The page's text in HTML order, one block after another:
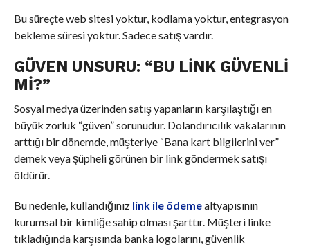
Bu süreçte web sitesi yoktur, kodlama yoktur, entegrasyon
bekleme süresi yoktur. Sadece satış vardır.
GÜVEN UNSURU: “BU LINK GÜVENLI
MI?”
Sosyal medya üzerinden satış yapanların karşılaştığı en
büyük zorluk “güven” sorunudur. Dolandırıcılık vakalarının
arttığı bir dönemde, müşteriye “Bana kart bilgilerini ver”
demek veya şüpheli görünen bir link göndermek satışı
öldürür.
Bu nedenle, kullandığınız link ile ödemealtyapısının
kurumsal bir kimliğe sahip olması şarttır. Müşteri linke
tıkladığında karşısında banka logolarını, güvenlik